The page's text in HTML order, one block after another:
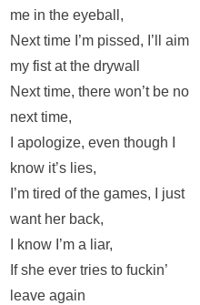
me in the eyeball,
Next time I’m pissed, I’ll aim
my fist at the drywall
Next time, there won’t be no
next time,
I apologize, even though I
know it’s lies,
I’m tired of the games, I just
want her back,
I know I’m a liar,
If she ever tries to fuckin’
leave again